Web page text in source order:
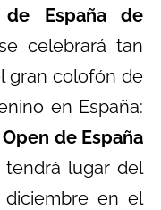
de España de
celebrará tan
gran colofón de
en España:
de España
tendrá lugar del
en el